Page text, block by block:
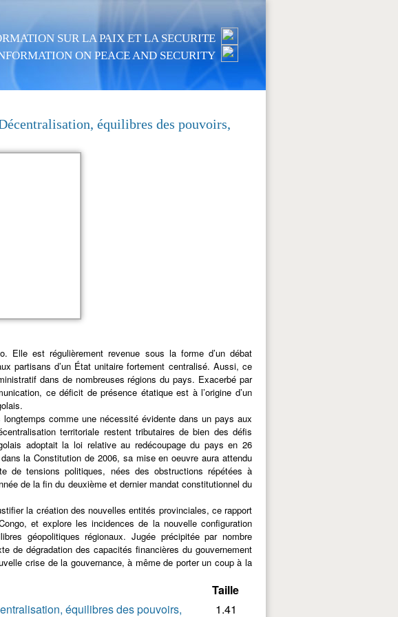
SUR LA PAIX ET LA SECURITE
ON PEACE AND SECURITY
équilibres des pouvoirs,
Elle est régulièrement revenue sous la forme d’un débat
partisans d’un État unitaire fortement centralisé. Aussi, ce
dans de nombreuses régions du pays. Exacerbé par
ce déficit de présence étatique est à l’origine d’un
comme une nécessité évidente dans un pays aux
territoriale restent tributaires de bien des défis
adoptait la loi relative au redécoupage du pays en 26
la Constitution de 2006, sa mise en oeuvre aura attendu
tensions politiques, nées des obstructions répétées à
de la fin du deuxième et dernier mandat constitutionnel du
la création des nouvelles entités provinciales, ce rapport
et explore les incidences de la nouvelle configuration
géopolitiques régionaux. Jugée précipitée par nombre
de dégradation des capacités financières du gouvernement
crise de la gouvernance, à même de porter un coup à la
Taille
équilibres des pouvoirs,
1.41